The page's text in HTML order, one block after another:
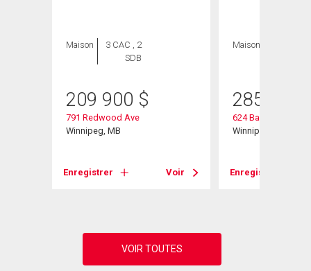
Maison
3 CAC , 2
SDB
209 900 $
791 Redwood Ave
Winnipeg, MB
Enregistrer Voir
Maison
285 000
624 Bannerman Ave
Winnipeg, MB
Enregistrer